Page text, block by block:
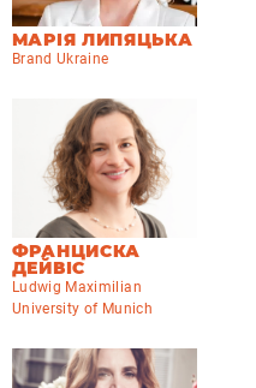
МАРІЯ ЛИПЯЦЬКА
Brand Ukraine
ФРАНЦИСКА
ДЕЙВІС
Ludwig Maximilian
University of Munich